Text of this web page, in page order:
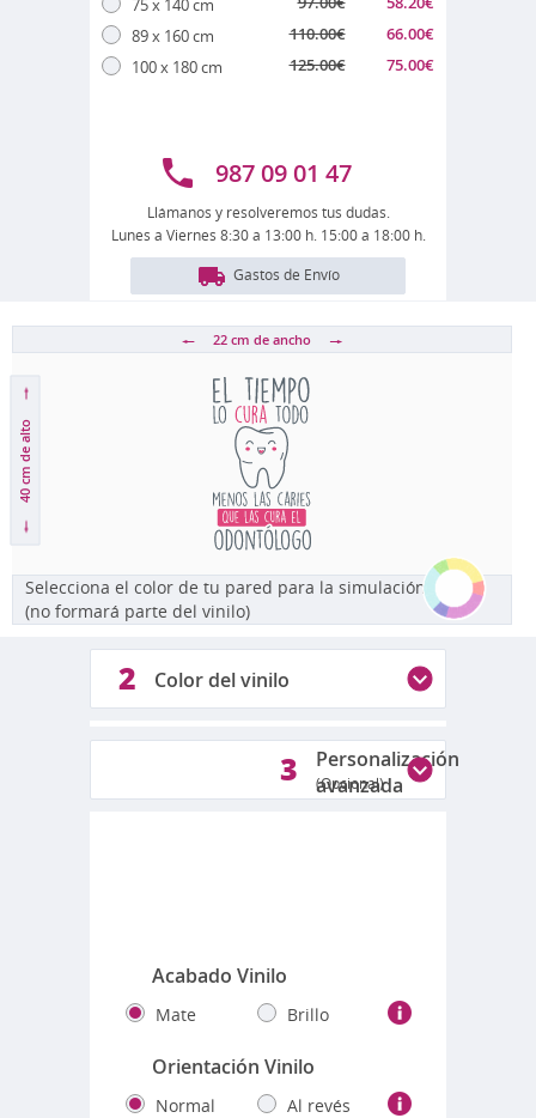
89 x 160 cm
100 x 180 cm
110.00€
125.00€
66.00€
75.00€
987 09 01 47
Llámanos y resolveremos tus dudas.
Lunes a Viernes 8:30 a 13:00 h. 15:00 a 18:00 h.
Gastos de Envío
22 cm de ancho
40 cm
de alto
Selecciona el color de tu pared para la simulación
(no formará parte del vinilo)
2 Color del vinilo
1 2
3
Personalización
avanzada
(Opcional)
Acabado Vinilo
Mate Brillo
Orientación Vinilo
Normal Al revés